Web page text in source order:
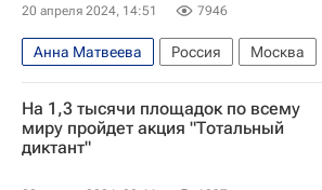
20 апреля 2024, 14:51 7946
Анна Матвеева Россия
Москва
Владивосток
Михаил Боярский
Андрей Ургант
Тотальный диктант
На 1,3 тысячи площадок по всему
миру пройдет акция "Тотальный
диктант"